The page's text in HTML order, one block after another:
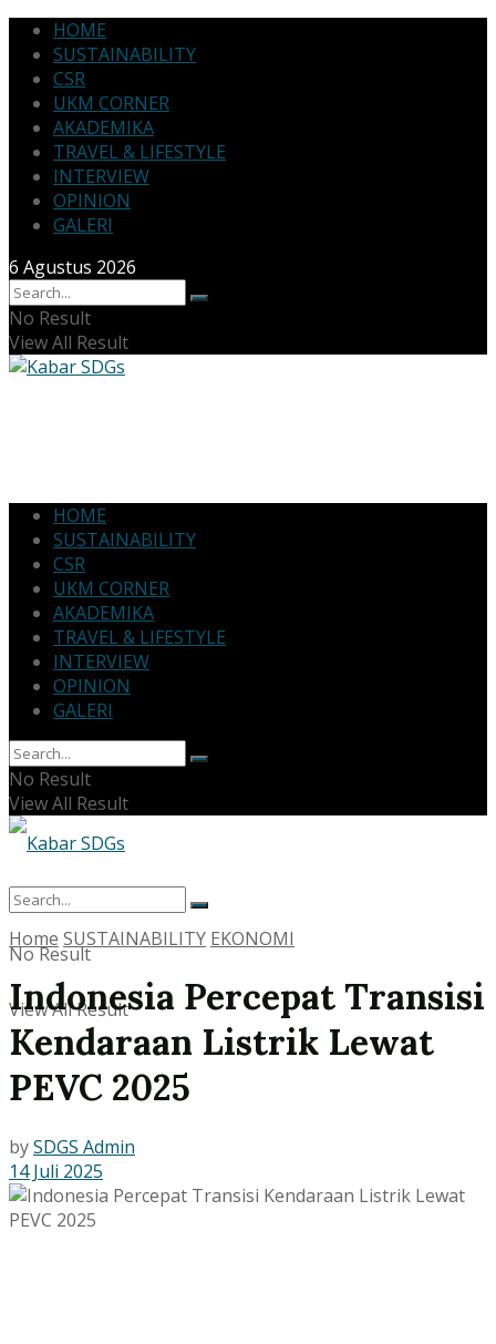
HOME
SUSTAINABILITY
CSR
UKM CORNER
AKADEMIKA
TRAVEL & LIFESTYLE
INTERVIEW
OPINION
GALERI
6 Agustus 2026
No Result
View All Result
HOME
SUSTAINABILITY
CSR
UKM CORNER
AKADEMIKA
TRAVEL & LIFESTYLE
INTERVIEW
OPINION
GALERI
No Result
View All Result
No Result
View All Result
Home SUSTAINABILITY EKONOMI
Indonesia Percepat Transisi
Kendaraan Listrik Lewat
PEVC 2025
bySDGS Admin
14 Juli 2025